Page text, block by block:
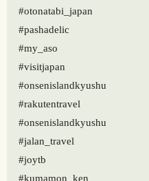
#otonatabi_japan
#pashadelic
#my_aso
#visitjapan
#onsenislandkyushu
#rakutentravel
#onsenislandkyushu
#jalan_travel
#joytb
#kumamon_ken